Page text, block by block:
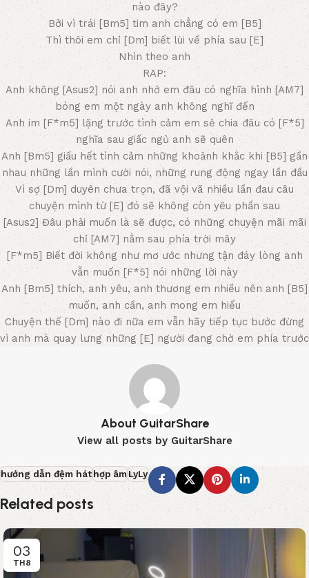
nào đây?
Bởi vì trái [Bm5] tim anh chẳng có em [B5]
Thì thôi em chỉ [Dm] biết lùi về phía sau [E]
Nhìn theo anh
RAP:
Anh không [Asus2] nói anh nhớ em đâu có nghĩa hình [AM7]
bóng em một ngày anh không nghĩ đến
Anh im [F*m5] lặng trước tình cảm em sẻ chia đâu có [F*5]
nghĩa sau giấc ngủ anh sẽ quên
Anh [Bm5] giấu hết tình cảm những khoảnh khắc khi [B5] gần
nhau những lần mình cười nói, những rung động ngay lần đầu
Vì sợ [Dm] duyên chưa trọn, đã vội vã nhiều lần đau câu
chuyện mình từ [E] đó sẽ không còn yêu phần sau
[Asus2] Đâu phải muốn là sẽ được, có những chuyện mãi mãi
chỉ [AM7] nằm sau phía trời mây
[F*m5] Biết đời không như mơ ước nhưng tận đáy lòng anh
vẫn muốn [F*5] nói những lời này
Anh [Bm5] thích, anh yêu, anh thương em nhiều nên anh [B5]
muốn, anh cần, anh mong em hiểu
Chuyện thế [Dm] nào đi nữa em vẫn hãy tiếp tục bước đừng
vì anh mà quay lưng những [E] người đang chờ em phía trước
About GuitarShare
View all posts by GuitarShare
hướng dẫn đệm háthợp âmLyLy
Related posts
03
TH8